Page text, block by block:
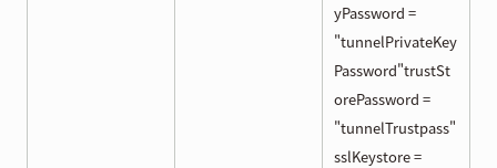
yPassword =
"tunnelPrivateKey
Password"trustSt
orePassword =
"tunnelTrustpass"
sslKeystore =